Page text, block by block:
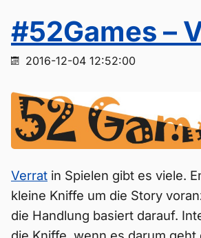
#52Games –
2016-12-04 12:52:00
Verrat in Spielen gibt es viele.
kleine Kniffe um die Story
die Handlung basiert darauf.